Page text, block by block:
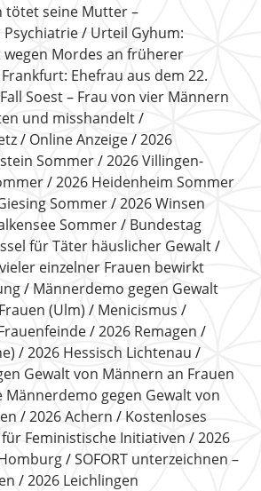
tötet seine Mutter –
Urteil Gyhum:
wegen Mordes an früherer
Ehefrau aus dem 22.
Fall Soest – Frau von vier Männern
und misshandelt
Online Anzeige
2026
Sommer
2026 Villingen-
2026 Heidenheim Sommer
Sommer
2026 Winsen
Sommer
Bundestag
für Täter häuslicher Gewalt
einzelner Frauen bewirkt
Männerdemo gegen Gewalt
(Ulm)
Menicismus
2026 Remagen
2026 Hessisch Lichtenau
Gewalt von Männern an Frauen
Männerdemo gegen Gewalt von
2026 Achern
Kostenloses
Feministische Initiativen
2026
SOFORT unterzeichnen –
2026 Leichlingen